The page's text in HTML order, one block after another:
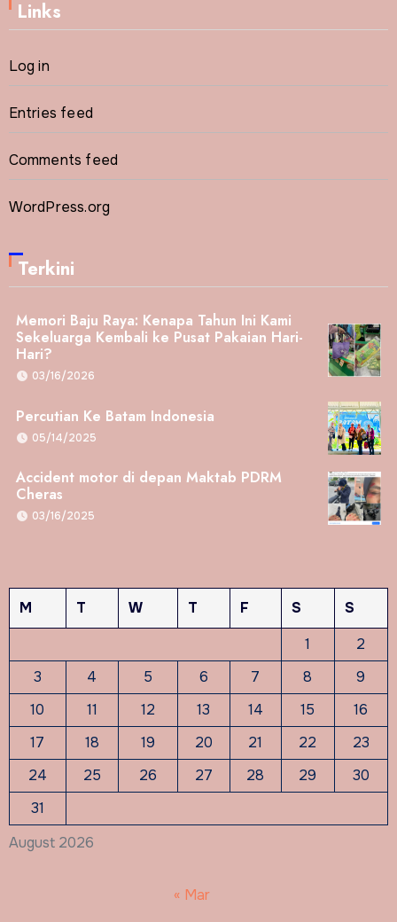
Links
Log in
Entries feed
Comments feed
WordPress.org
Terkini
Memori Baju Raya: Kenapa Tahun Ini Kami
Sekeluarga Kembali ke Pusat Pakaian Hari-
Hari?
03/16/2026
Percutian Ke Batam Indonesia
05/14/2025
Accident motor di depan Maktab PDRM
Cheras
03/16/2025
August 2026
M T W T F S
S
1
2
3
4 5 6 7 8
9
10
11 12 13 14 15
16
17
18 19 20 21 22
23
24
25 26 27 28 29
30
31
« Mar